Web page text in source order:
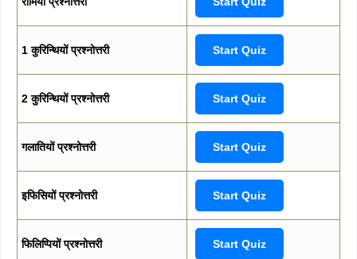
1 कुरिन्थियों प्रश्नोत्तरी Start Quiz
2 कुरिन्थियों प्रश्नोत्तरी Start Quiz
गलातियों प्रश्नोत्तरी Start Quiz
इफिसियों प्रश्नोत्तरी Start Quiz
फिलिप्पियों प्रश्नोत्तरी Start Quiz